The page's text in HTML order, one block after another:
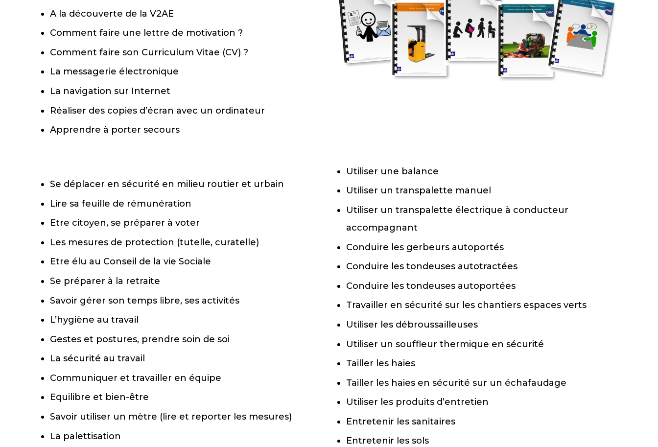
A la découverte de la V2AE
Comment faire une lettre de motivation ?
Comment faire son Curriculum Vitae (CV) ?
La messagerie électronique
La navigation sur Internet
Réaliser des copies d’écran avec un ordinateur
Apprendre à porter secours
Se déplacer en sécurité en milieu routier et urbain
Lire sa feuille de rémunération
Etre citoyen, se préparer à voter
Les mesures de protection (tutelle, curatelle)
Etre élu au Conseil de la vie Sociale
Se préparer à la retraite
Savoir gérer son temps libre, ses activités
L’hygiène au travail
Gestes et postures, prendre soin de soi
La sécurité au travail
Communiquer et travailler en équipe
Equilibre et bien-être
Savoir utiliser un mètre (lire et reporter les mesures)
La palettisation
Utiliser une balance
Utiliser un transpalette manuel
Utiliser un transpalette électrique à conducteur
accompagnant
Conduire les gerbeurs autoportés
Conduire les tondeuses autotractées
Conduire les tondeuses autoportées
Travailler en sécurité sur les chantiers espaces verts
Utiliser les débroussailleuses
Utiliser un souffleur thermique en sécurité
Tailler les haies
Tailler les haies en sécurité sur un échafaudage
Utiliser les produits d’entretien
Entretenir les sanitaires
Entretenir les sols